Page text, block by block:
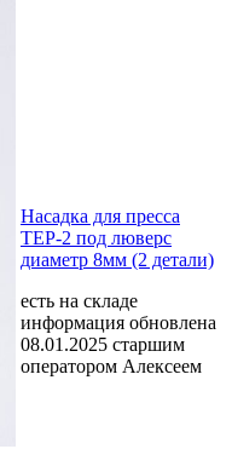
Насадка для пресса
TEP-2 под люверс
диаметр 8мм (2 детали)
есть на складе
информация обновлена
08.01.2025 старшим
оператором Алексеем